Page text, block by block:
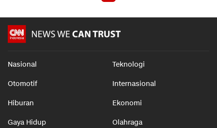
Nasional Teknologi
Otomotif Internasional
Hiburan Ekonomi
Gaya Hidup Olahraga